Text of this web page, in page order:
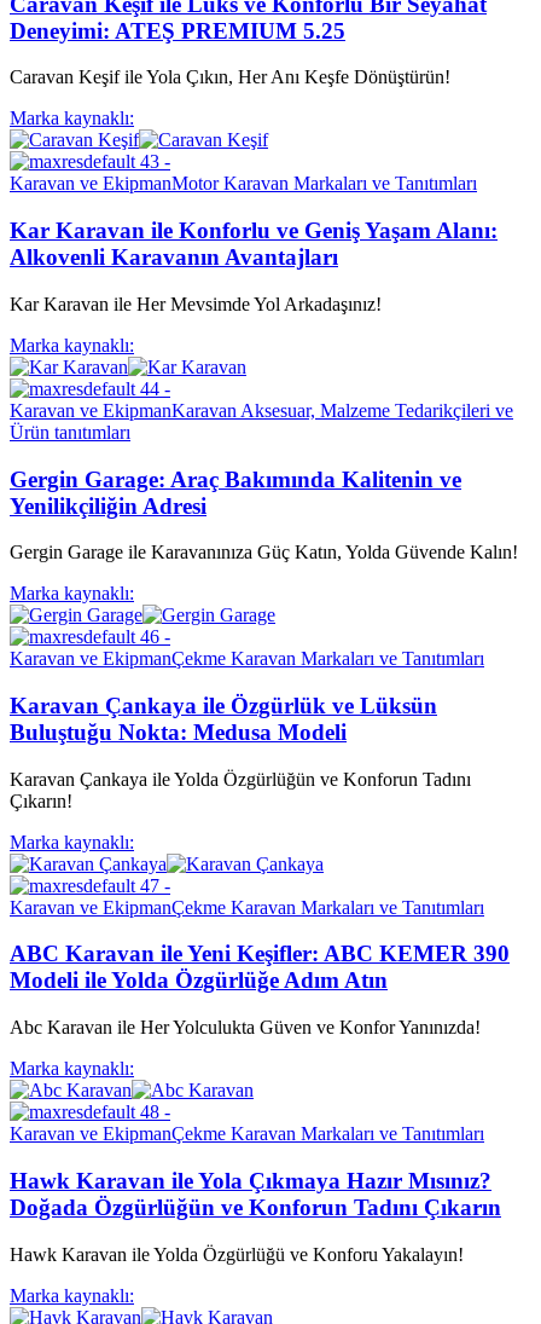
Deneyimi: ATEŞ PREMIUM 5.25
Caravan Keşif ile Yola Çıkın, Her Anı Keşfe Dönüştürün!
Marka kaynaklı:
Karavan ve EkipmanMotor Karavan Markaları ve Tanıtımları
Kar Karavan ile Konforlu ve Geniş Yaşam Alanı:
Alkovenli Karavanın Avantajları
Kar Karavan ile Her Mevsimde Yol Arkadaşınız!
Marka kaynaklı:
Karavan ve EkipmanKaravan Aksesuar, Malzeme Tedarikçileri ve
Ürün tanıtımları
Gergin Garage: Araç Bakımında Kalitenin ve
Yenilikçiliğin Adresi
Gergin Garage ile Karavanınıza Güç Katın, Yolda Güvende Kalın!
Marka kaynaklı:
Karavan ve EkipmanÇekme Karavan Markaları ve Tanıtımları
Karavan Çankaya ile Özgürlük ve Lüksün
Buluştuğu Nokta: Medusa Modeli
Karavan Çankaya ile Yolda Özgürlüğün ve Konforun Tadını
Çıkarın!
Marka kaynaklı:
Karavan ve EkipmanÇekme Karavan Markaları ve Tanıtımları
ABC Karavan ile Yeni Keşifler: ABC KEMER 390
Modeli ile Yolda Özgürlüğe Adım Atın
Abc Karavan ile Her Yolculukta Güven ve Konfor Yanınızda!
Marka kaynaklı:
Karavan ve EkipmanÇekme Karavan Markaları ve Tanıtımları
Hawk Karavan ile Yola Çıkmaya Hazır Mısınız?
Doğada Özgürlüğün ve Konforun Tadını Çıkarın
Hawk Karavan ile Yolda Özgürlüğü ve Konforu Yakalayın!
Marka kaynaklı: